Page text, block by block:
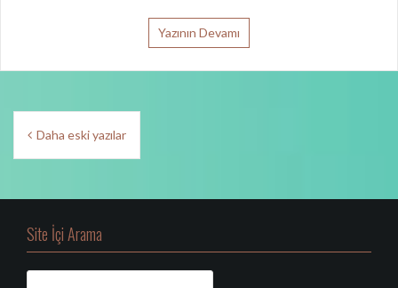
Yazının Devamı
z
Daha eski yazılar
Site İçi Arama